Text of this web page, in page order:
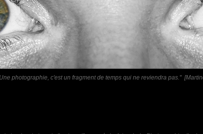
photographie, c'est un fragment de temps qui ne reviendra pas."